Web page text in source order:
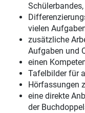
Schülerbandes,
vielen
zusätzliche
Aufgaben und
einen
Tafelbilder für
Hörfassungen
eine direkte
der